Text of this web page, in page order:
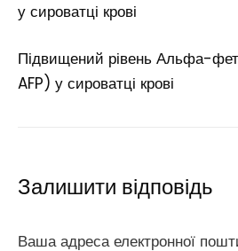
у сироватці крові
Підвищений рівень Альфа-
AFP) у сироватці крові
Залишити відповідь
Ваша адреса електронної